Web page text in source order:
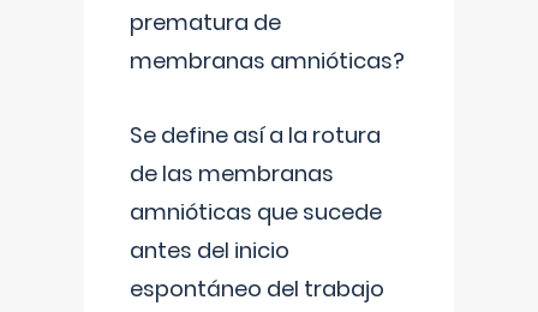
prematura de
membranas amnióticas?
Se define así a la rotura
de las membranas
amnióticas que sucede
antes del inicio
espontáneo del trabajo